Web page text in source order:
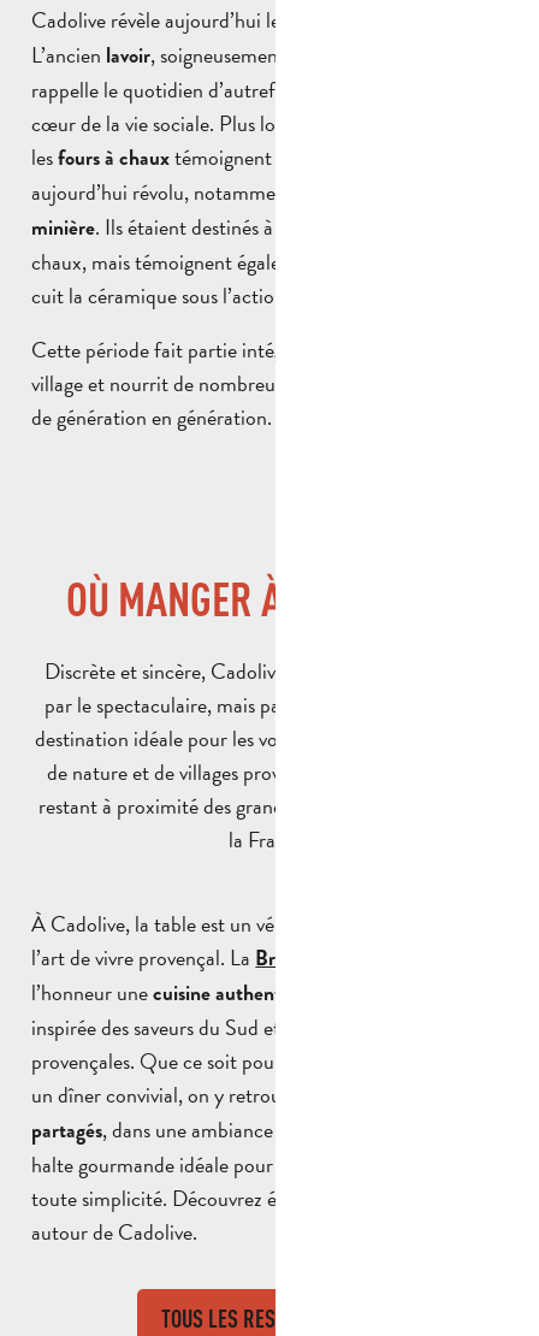
Cadolive révèle aujourd’hui les
L’ancien lavoir, soigneusement restauré en 2007,
rappelle le quotidien d’autrefois, lorsque l’eau était au
cœur de la vie sociale. Plus loin, certains vestiges comme
lesfours à chauxtémoignent d’un passé industriel
aujourd’hui révolu, notamment lié à l’
minière. Ils étaient destinés à transformer le calcaire en
chaux, mais témoignent également de l’endroit où l’on
cuit la céramique sous l’action de feu émergent.
Cette période fait partie intégrante de l’identité du
village et nourrit de nombreuses anecdotes transmises
de génération en génération.
OÙ MANGER À CADOLIVE ?
Discrète et sincère, Cadolive ne cherche pas à séduire
par le spectaculaire, mais par l’authenticité. C’est une
destination idéale pour les voyageurs en quête de calme,
de nature et de villages provençaux préservés, tout en
restant à proximité des grands pôles culturels du sud de
la France.
À Cadolive, la table est un véritable prolongement de
l’art de vivre provençal. LaBrasserie de Cadolive
l’honneur unecuisine authentique
inspirée des saveurs du Sud et des spécialités
provençales. Que ce soit pour un déjeuner en famille ou
un dîner convivial, on y retrouve l’esprit des
partagés, dans une ambiance chaleureuse et locale. Une
halte gourmande idéale pour savourer la Provence, en
toute simplicité. Découvrez également les restaurants
autour de Cadolive.
TOUS LES RESTAURANTS